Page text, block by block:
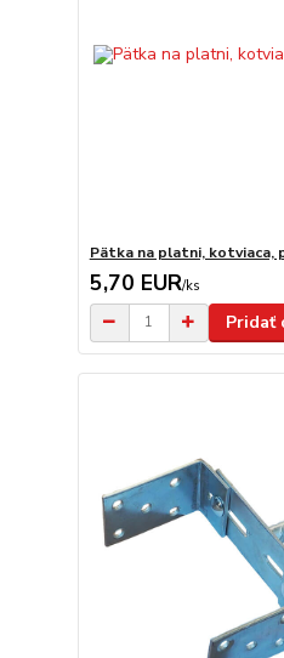
Pätka na platni, kotviaca,
5,70 EUR/ks
Pridať